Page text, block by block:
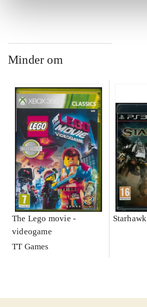
Minder om
The Lego movie -
videogame
TT Games
Starhawk